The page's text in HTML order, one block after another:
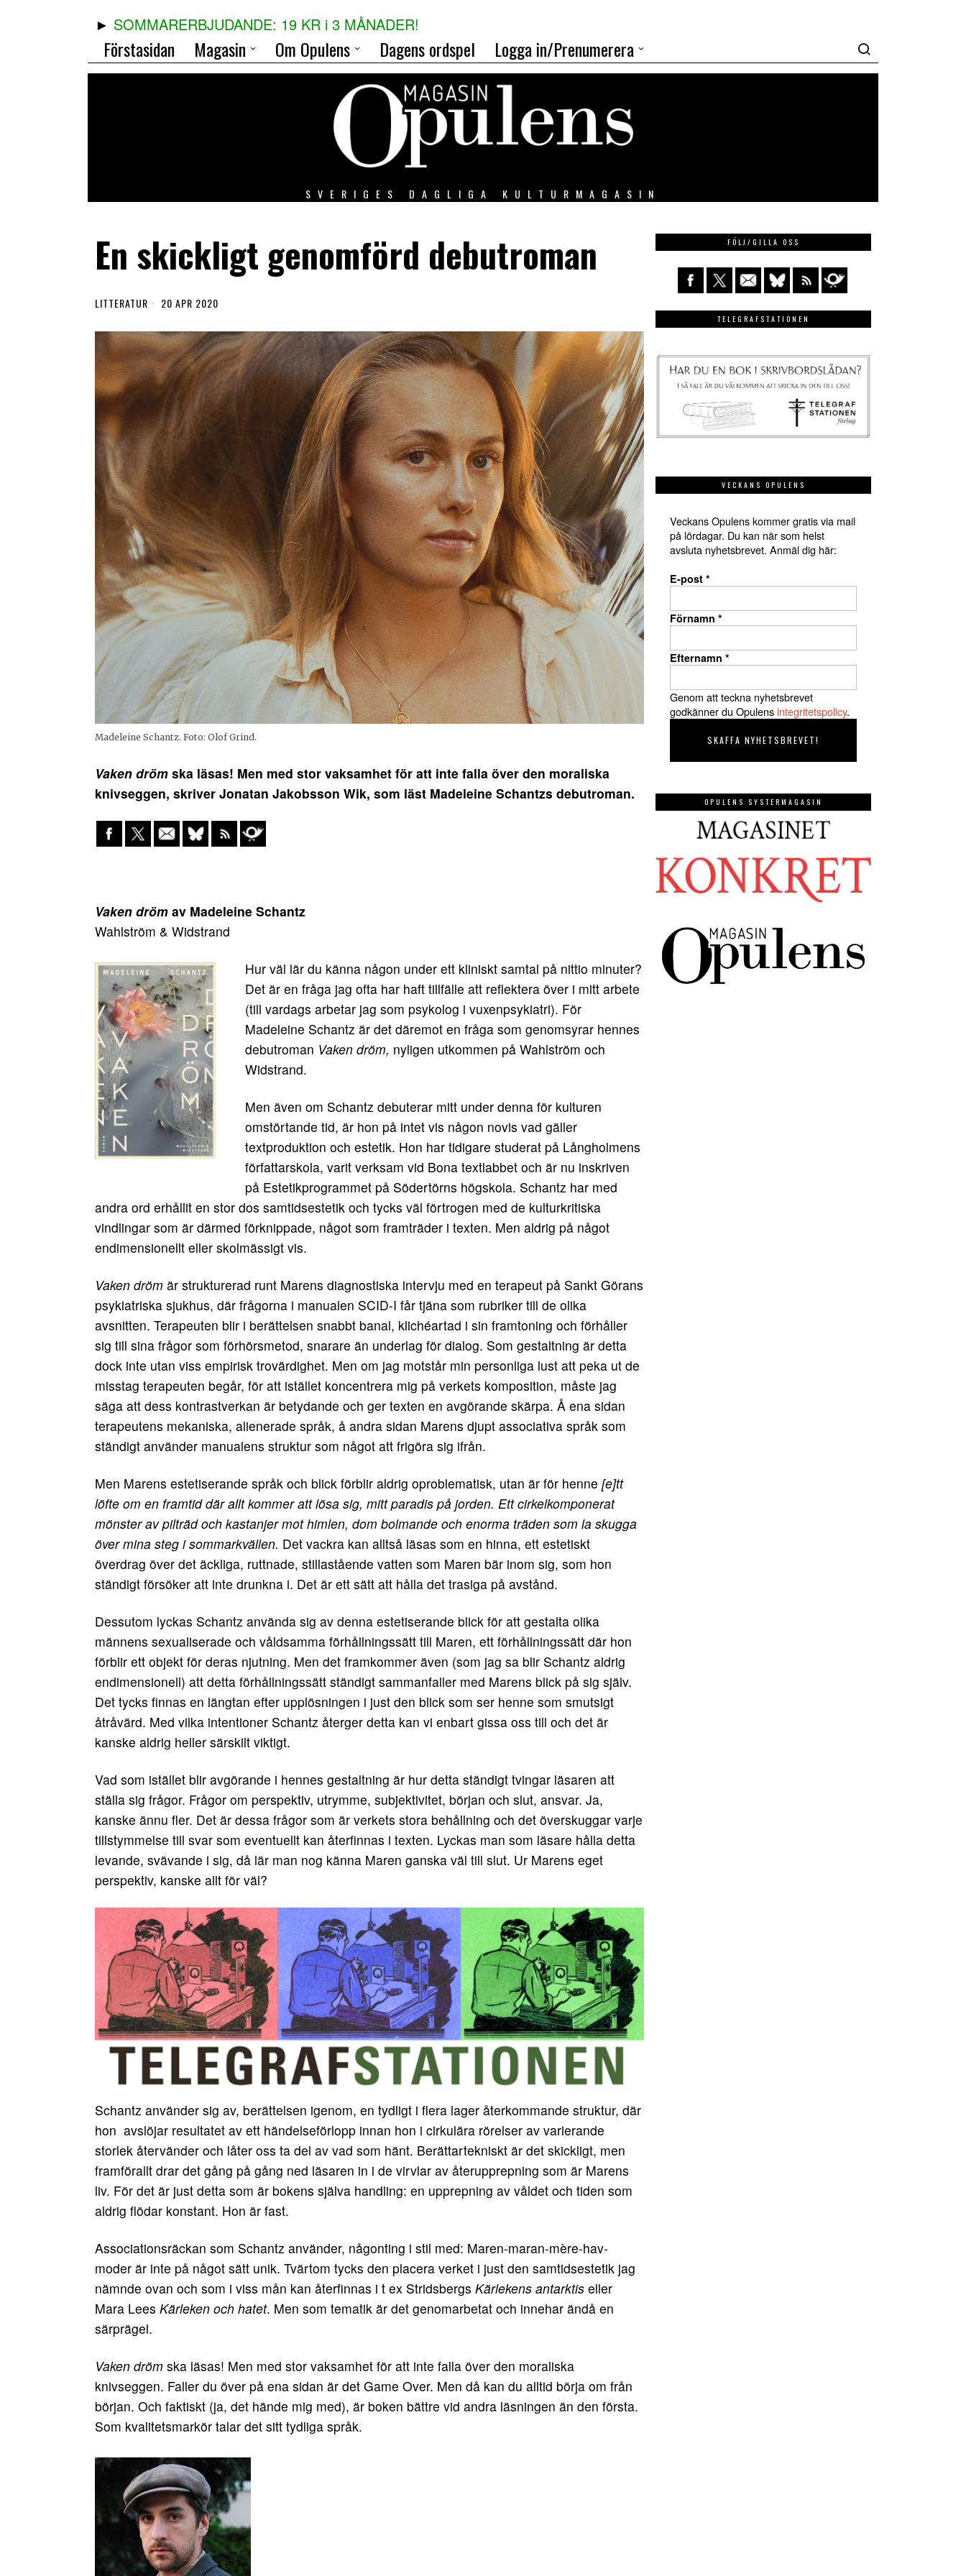
SOMMARERBJUDANDE: 19 KR i 3 MÅNADER!
Förstasidan Magasin Om Opulens Dagens ordspel Logga in/Prenumerera
SVERIGES DAGLIGA KULTURMAGASIN
En skickligt genomförd debutroman
LITTERATUR 20 APR 2020
Madeleine Schantz. Foto: Olof Grind.
Vaken dröm ska läsas! Men med stor vaksamhet för att inte falla över den moraliska
knivseggen, skriver Jonatan Jakobsson Wik, som läst Madeleine Schantzs debutroman.
Vaken dröm av Madeleine Schantz
Wahlström & Widstrand
Hur väl lär du känna någon under ett kliniskt samtal på nittio minuter?
Det är en fråga jag ofta har haft tillfälle att reflektera över i mitt arbete
(till vardags arbetar jag som psykolog i vuxenpsykiatri). För
Madeleine Schantz är det däremot en fråga som genomsyrar hennes
debutroman Vaken dröm, nyligen utkommen på Wahlström och
Widstrand.
Men även om Schantz debuterar mitt under denna för kulturen
omstörtande tid, är hon på intet vis någon novis vad gäller
textproduktion och estetik. Hon har tidigare studerat på Långholmens
författarskola, varit verksam vid Bona textlabbet och är nu inskriven
på Estetikprogrammet på Södertörns högskola. Schantz har med
andra ord erhållit en stor dos samtidsestetik och tycks väl förtrogen med de kulturkritiska
vindlingar som är därmed förknippade, något som framträder i texten. Men aldrig på något
endimensionellt eller skolmässigt vis.
Vaken dröm är strukturerad runt Marens diagnostiska intervju med en terapeut på Sankt Görans
psykiatriska sjukhus, där frågorna i manualen SCID-I får tjäna som rubriker till de olika
avsnitten. Terapeuten blir i berättelsen snabbt banal, klichéartad i sin framtoning och förhåller
sig till sina frågor som förhörsmetod, snarare än underlag för dialog. Som gestaltning är detta
dock inte utan viss empirisk trovärdighet. Men om jag motstår min personliga lust att peka ut de
misstag terapeuten begår, för att istället koncentrera mig på verkets komposition, måste jag
säga att dess kontrastverkan är betydande och ger texten en avgörande skärpa. Å ena sidan
terapeutens mekaniska, alienerade språk, å andra sidan Marens djupt associativa språk som
ständigt använder manualens struktur som något att frigöra sig ifrån.
Men Marens estetiserande språk och blick förblir aldrig oproblematisk, utan är för henne [e]tt
löfte om en framtid där allt kommer att lösa sig, mitt paradis på jorden. Ett cirkelkomponerat
mönster av pilträd och kastanjer mot himlen, dom bolmande och enorma träden som la skugga
över mina steg i sommarkvällen. Det vackra kan alltså läsas som en hinna, ett estetiskt
överdrag över det äckliga, ruttnade, stillastående vatten som Maren bär inom sig, som hon
ständigt försöker att inte drunkna i. Det är ett sätt att hålla det trasiga på avstånd.
Dessutom lyckas Schantz använda sig av denna estetiserande blick för att gestalta olika
männens sexualiserade och våldsamma förhållningssätt till Maren, ett förhållningssätt där hon
förblir ett objekt för deras njutning. Men det framkommer även (som jag sa blir Schantz aldrig
endimensionell) att detta förhållningssätt ständigt sammanfaller med Marens blick på sig själv.
Det tycks finnas en längtan efter upplösningen i just den blick som ser henne som smutsigt
åtråvärd. Med vilka intentioner Schantz återger detta kan vi enbart gissa oss till och det är
kanske aldrig heller särskilt viktigt.
Vad som istället blir avgörande i hennes gestaltning är hur detta ständigt tvingar läsaren att
ställa sig frågor. Frågor om perspektiv, utrymme, subjektivitet, början och slut, ansvar. Ja,
kanske ännu fler. Det är dessa frågor som är verkets stora behållning och det överskuggar varje
tillstymmelse till svar som eventuellt kan återfinnas i texten. Lyckas man som läsare hålla detta
levande, svävande i sig, då lär man nog känna Maren ganska väl till slut. Ur Marens eget
perspektiv, kanske allt för väl?
Schantz använder sig av, berättelsen igenom, en tydligt i flera lager återkommande struktur, där
hon avslöjar resultatet av ett händelseförlopp innan hon i cirkulära rörelser av varierande
storlek återvänder och låter oss ta del av vad som hänt. Berättartekniskt är det skickligt, men
framförallt drar det gång på gång ned läsaren in i de virvlar av återupprepning som är Marens
liv. För det är just detta som är bokens själva handling: en upprepning av våldet och tiden som
aldrig flödar konstant. Hon är fast.
Associationsräckan som Schantz använder, någonting i stil med: Maren-maran-mère-hav-
moder är inte på något sätt unik. Tvärtom tycks den placera verket i just den samtidsestetik jag
nämnde ovan och som i viss mån kan återfinnas i t ex Stridsbergs Kärlekens antarktis eller
Mara Lees Kärleken och hatet. Men som tematik är det genomarbetat och innehar ändå en
särprägel.
Vaken dröm ska läsas! Men med stor vaksamhet för att inte falla över den moraliska
knivseggen. Faller du över på ena sidan är det Game Over. Men då kan du alltid börja om från
början. Och faktiskt (ja, det hände mig med), är boken bättre vid andra läsningen än den första.
Som kvalitetsmarkör talar det sitt tydliga språk.
FÖLJ/GILLA OSS
TELEGRAFSTATIONEN
VECKANS OPULENS
Veckans Opulens kommer gratis via mail
på lördagar. Du kan när som helst
avsluta nyhetsbrevet. Anmäl dig här:
E-post *
Förnamn *
Efternamn *
Genom att teckna nyhetsbrevet
godkänner du Opulensintegritetspolicy.
OPULENS SYSTERMAGASIN